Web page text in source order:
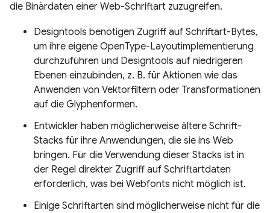
die Binärdaten einer Web-Schriftart zuzugreifen.
Designtools benötigen Zugriff auf Schriftart-Bytes,
um ihre eigene OpenType-Layoutimplementierung
durchzuführen und Designtools auf niedrigeren
Ebenen einzubinden, z. B. für Aktionen wie das
Anwenden von Vektorfiltern oder Transformationen
auf die Glyphenformen.
Entwickler haben möglicherweise ältere Schrift-
Stacks für ihre Anwendungen, die sie ins Web
bringen. Für die Verwendung dieser Stacks ist in
der Regel direkter Zugriff auf Schriftartdaten
erforderlich, was bei Webfonts nicht möglich ist.
Einige Schriftarten sind möglicherweise nicht für die